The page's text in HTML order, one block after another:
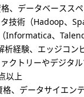
格、データベースス
タ技術（Hadoop、
Informatica、
析経験、エッジコン
ァクトリーやデジタ
以上
格、データサイエン